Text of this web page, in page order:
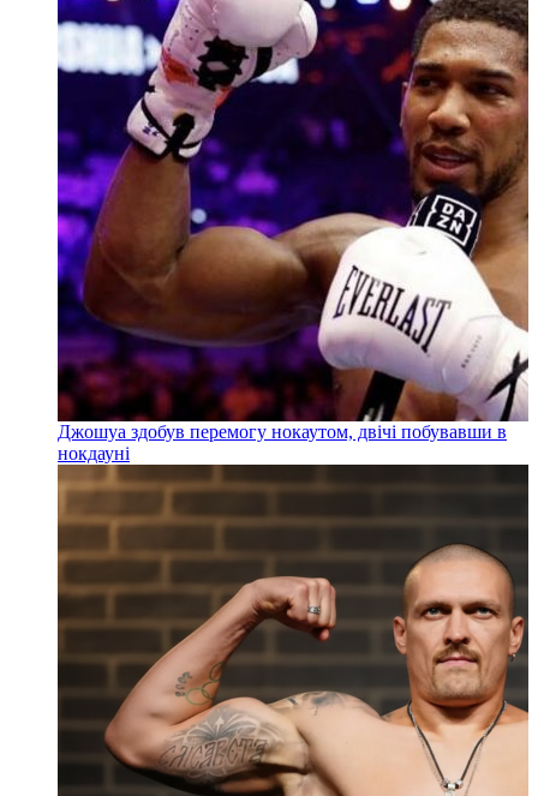
Джошуа здобув перемогу нокаутом, двічі побувавши в
нокдауні